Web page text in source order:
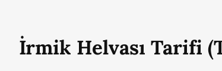
İrmik Helvası Tarifi